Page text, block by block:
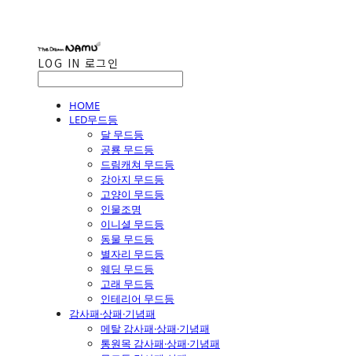
LOG IN 로그인
HOME
LED무드등
달 무드등
공룡 무드등
드림캐쳐 무드등
강아지 무드등
고양이 무드등
인물조명
이니셜 무드등
동물 무드등
별자리 무드등
웨딩 무드등
고래 무드등
인테리어 무드등
감사패·상패·기념패
메탈 감사패·상패·기념패
통원목 감사패·상패·기념패